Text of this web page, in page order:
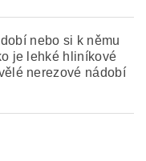
nebo si k němu
je lehké hliníkové
nerezové nádobí